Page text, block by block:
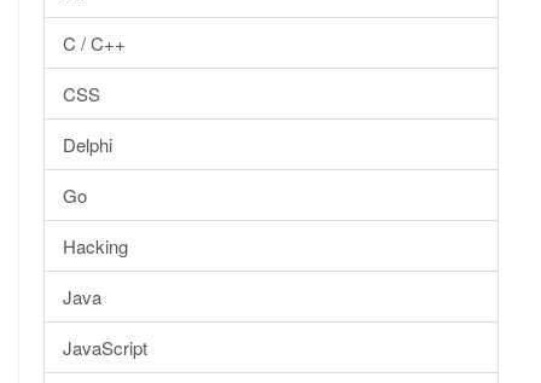
C / C++
CSS
Delphi
Go
Hacking
Java
JavaScript